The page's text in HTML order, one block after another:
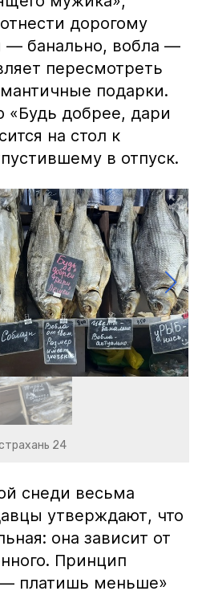
дорогому
— банально, вобла —
пересмотреть
подарки.
«Будь добрее, дари
на стол к
в отпуск.
24
снеди весьма
утверждают, что
она зависит от
Принцип
платишь меньше»